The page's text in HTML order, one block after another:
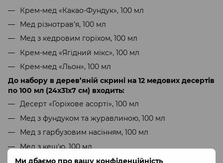
Ми дбаємо про вашу конфіденційність
Крем-мед «Какао-Фундук», 100 мл
Мед різнотрав’я, 100 мл
Мед з кедровим горіхом, 100 мл
Крем-мед «Ягідний мікс», 100 мл
Крем-мед «Льон», 100 мл
До набору в дерев’яній скрині на 12 медових десертів
по 100 мл (24х31х7 см) входить:
Десерт «Горіхове асорті», 100 мл
Мед з фундуком та журавлиною, 100 мл
Мед з гарбузовим насінням, 100 мл
Мед з кеш'ю, 100 мл
Крем-мед «Какао-Фундук», 100 мл